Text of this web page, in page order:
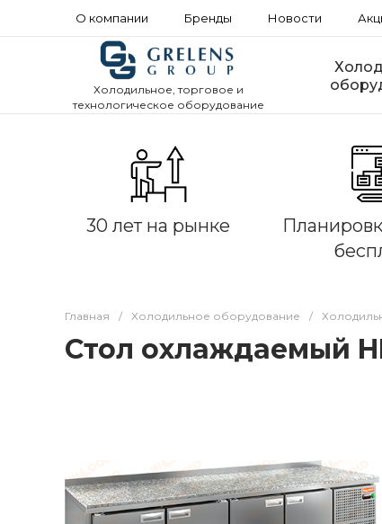
О компании Бренды Новости
Холодильное, торговое и
технологическое оборудование
30 лет на рынке
Главная / Холодильное оборудование /
Стол охлаждаемый